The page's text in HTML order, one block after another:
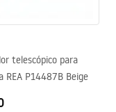
telescópico para
REA P14487B Beige